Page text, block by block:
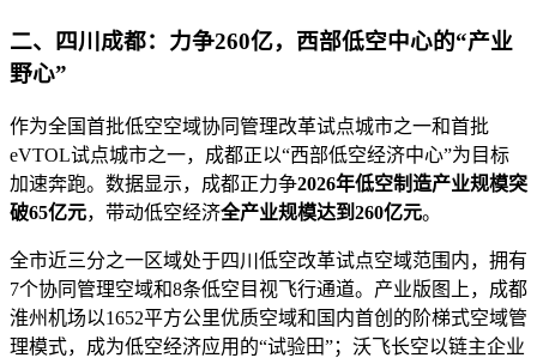
二、四川成都：力争260亿，西部低空中心的“产业
野心”
作为全国首批低空空域协同管理改革试点城市之一和首批
eVTOL试点城市之一，成都正以“西部低空经济中心”为目标
加速奔跑。数据显示，成都正力争2026年低空制造产业规模突
破65亿元，带动低空经济全产业规模达到260亿元。
全市近三分之一区域处于四川低空改革试点空域范围内，拥有
7个协同管理空域和8条低空目视飞行通道。产业版图上，成都
淮州机场以1652平方公里优质空域和国内首创的阶梯式空域管
理模式，成为低空经济应用的“试验田”；沃飞长空以链主企业